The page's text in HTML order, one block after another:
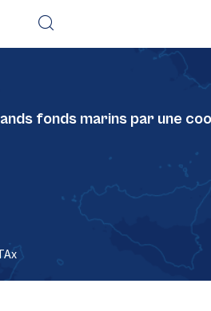
fonds marins par une